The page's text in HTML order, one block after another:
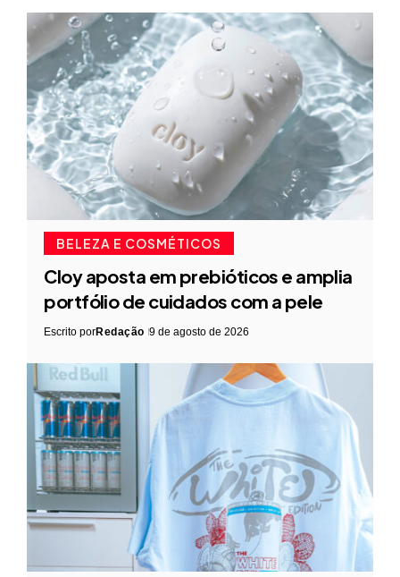
BELEZA E COSMÉTICOS
Cloy aposta em prebióticos e amplia
portfólio de cuidados com a pele
Escrito porRedação 9 de agosto de 2026